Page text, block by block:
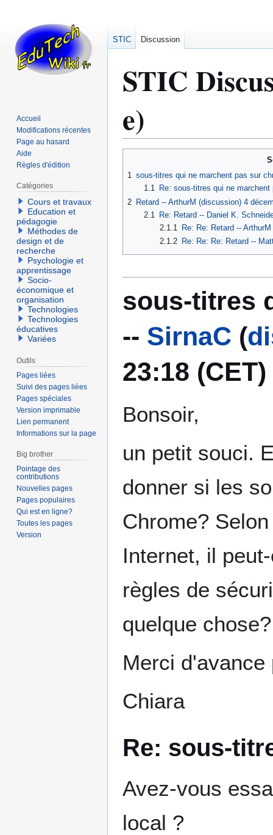
STIC
e)
1 sous-titres qui ne marchent pas sur
1.1
Re: sous-titres qui ne marchent
2 Retard -- ArthurM (discussion) 4
2.1
Re: Retard -- Daniel K.
2.1.1
Re: Re: Retard --
2.1.2 Re: Re: Re: Retard --
sous-titres
-- SirnaC (
23:18 (CET)
Bonsoir,
un petit souci.
donner si les
Chrome?
Internet, il
règles de
quelque chose?
Merci d'avance
Chiara
Re: sous-
Avez-vous
local ?
STIC Discussion
Accueil
Modifications récentes
Page au hasard
Aide
Règles d'édition
Catégories
Cours et travaux
Education et
pédagogie
Méthodes de
design et de
recherche
Psychologie et
apprentissage
Socio-
économique et
organisation
Technologies
Technologies
éducatives
Variées
Outils
Pages liées
Suivi des pages liées
Pages spéciales
Version imprimable
Lien permanent
Informations sur la page
Big brother
Pointage des
contributions
Nouvelles pages
Pages populaires
Qui est en ligne?
Toutes les pages
Version